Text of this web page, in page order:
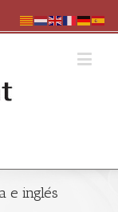
e inglés